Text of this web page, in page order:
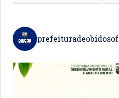
prefeituradeobidosof